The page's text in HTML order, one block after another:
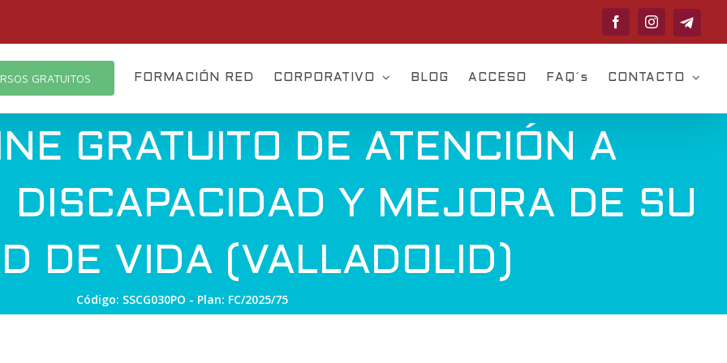
FacebookInstagram
Telegram
GRATUITOS FORMACIÓN RED CORPORATIVO BLOG ACCESO FAQ´s CONTACTO
GRATUITO DE ATENCIÓN A
DISCAPACIDAD Y MEJORA DE SU
DE VIDA (VALLADOLID)
Código: SSCG030PO - Plan: FC/2025/75